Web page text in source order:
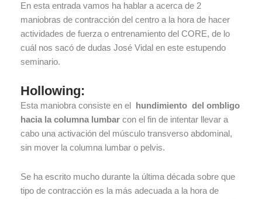
En esta entrada vamos ha hablar a acerca de 2
maniobras de contracción del centro a la hora de hacer
actividades de fuerza o entrenamiento del CORE, de lo
cuál nos sacó de dudas José Vidal en este estupendo
seminario.
Hollowing:
Esta maniobra consiste en el
hundimiento del ombligo
hacia la columna lumbar con el fin de intentar llevar a
cabo una activación del músculo transverso abdominal,
sin mover la columna lumbar o pelvis.
Se ha escrito mucho durante la última década sobre que
tipo de contracción es la más adecuada a la hora de